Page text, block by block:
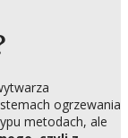
ogrzewania
metodach, ale